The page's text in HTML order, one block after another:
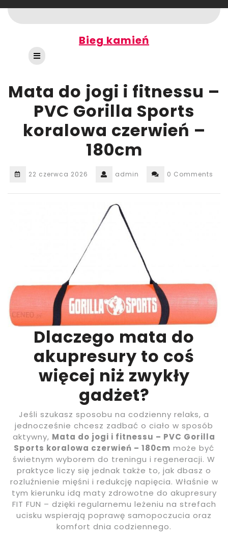
to
content
Bieg kamień
Open
Button
Mata do jogi i fitnessu –
PVC Gorilla Sports
koralowa czerwień –
180cm
22 czerwca 2026 admin 0 Comments
Dlaczego mata do
akupresury to coś
więcej niż zwykły
gadżet?
Jeśli szukasz sposobu na codzienny relaks, a
jednocześnie chcesz zadbać o ciało w sposób
aktywny, Mata do jogi i fitnessu – PVC Gorilla
Sports koralowa czerwień – 180cm może być
świetnym wyborem do treningu i regeneracji. W
praktyce liczy się jednak także to, jak dbasz o
rozluźnienie mięśni i redukcję napięcia. Właśnie w
tym kierunku idą maty zdrowotne do akupresury
FIT FUN – dzięki regularnemu leżeniu na strefach
ucisku wspierają poprawę samopoczucia oraz
komfort dnia codziennego.